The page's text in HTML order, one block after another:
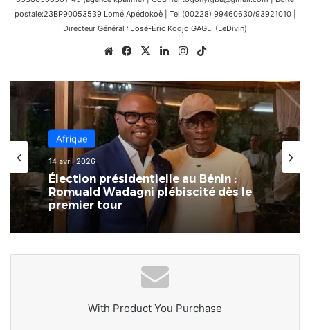
postale:23BP90053539 Lomé Apédokoè | Tel:(00228) 99460630/93921010 |
Directeur Général : José-Éric Kodjo GAGLI (LeDivin)
WebsiteFacebook
X LinkedinInstagram
Afrique
14 avril 2026
Élection présidentielle au Bénin :
Romuald Wadagni plébiscité dès le
premier tour
Afrique
8 mars 2026
L’Afrique au carrefour des
consciences : le devoir de rompre
With Product You Purchase